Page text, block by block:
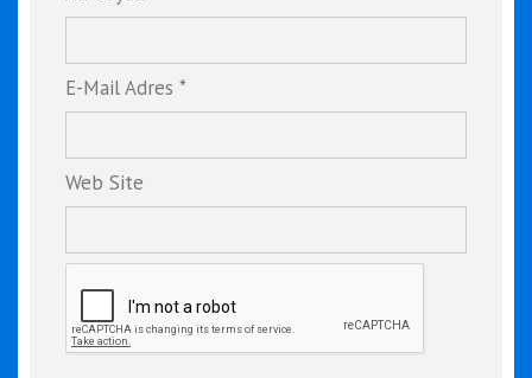
E-Mail Adres *
Web Site